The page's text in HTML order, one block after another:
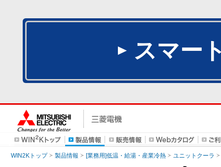
スマー
WIN2Kトップ 製品情報 [業務用]低温・給湯・産業冷熱 ユニットクーラ